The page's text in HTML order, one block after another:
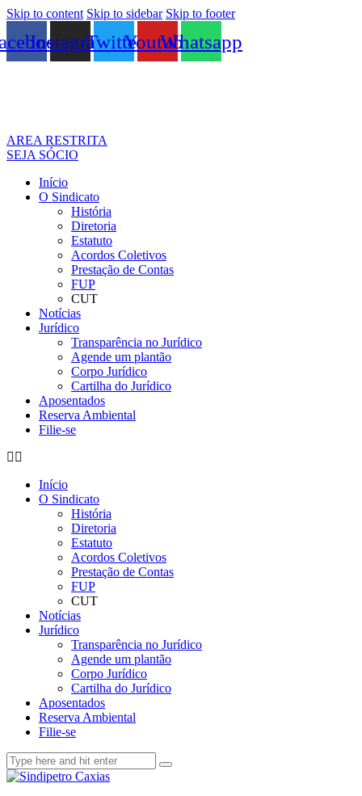
Skip to content Skip to sidebar Skip to footer
InstagramTwitterYoutubeWhatsapp
AREA RESTRITA
SEJA SÓCIO
Início
O Sindicato
História
Diretoria
Estatuto
Acordos Coletivos
Prestação de Contas
FUP
CUT
Notícias
Jurídico
Transparência no Jurídico
Agende um plantão
Corpo Jurídico
Cartilha do Jurídico
Aposentados
Reserva Ambiental
Filie-se
Início
O Sindicato
História
Diretoria
Estatuto
Acordos Coletivos
Prestação de Contas
FUP
CUT
Notícias
Jurídico
Transparência no Jurídico
Agende um plantão
Corpo Jurídico
Cartilha do Jurídico
Aposentados
Reserva Ambiental
Filie-se